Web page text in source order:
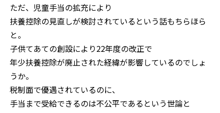
ただ、児童手当の拡充により
扶養控除の見直しが検討されているという話もちらほら
と。
子供てあての創設により22年度の改正で
年少扶養控除が廃止された経緯が影響しているのでしょ
うか。
税制面で優遇されているのに、
手当まで受給できるのは不公平であるという世論と